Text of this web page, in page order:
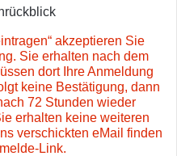
akzeptieren Sie
Sie erhalten nach dem
dort Ihre Anmeldung
keine Bestätigung, dann
72 Stunden wieder
erhalten keine weiteren
verschickten eMail finden
Link.